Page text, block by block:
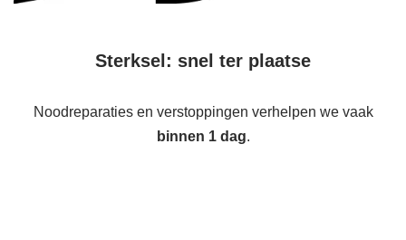
Sterksel: snel ter plaatse
Noodreparaties en verstoppingen verhelpen we vaak
binnen 1 dag.